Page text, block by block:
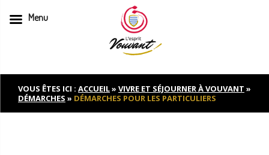
to
contentVOUS ÊTES ICI : ACCUEIL» VIVRE ET SÉJOURNER À VOUVANT »
DÉMARCHES » DÉMARCHES POUR LES PARTICULIERS
Menu